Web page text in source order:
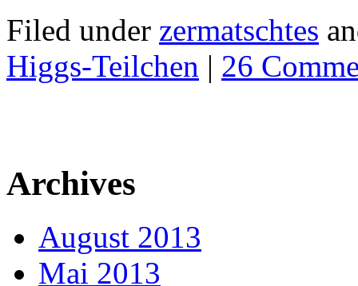
Filed under zermatschtes
Higgs-Teilchen | 26
Archives
August 2013
Mai 2013